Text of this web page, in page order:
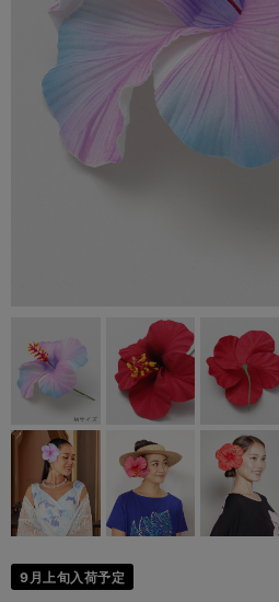
9月上旬入荷予定